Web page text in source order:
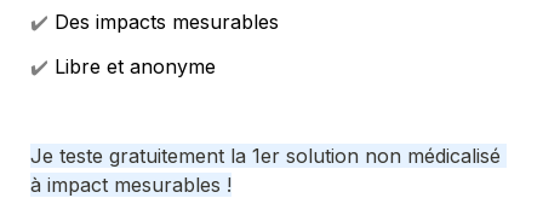
✔️ Des impacts mesurables
✔️ Libre et anonyme
Je teste gratuitement la 1er solution non médicalisé
à impact mesurables !